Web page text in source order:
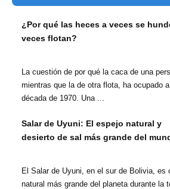
¿Por qué las heces a veces se
veces flotan?
La cuestión de por qué la caca de una
mientras que la de otra flota, ha ocupado
década de 1970. Una ...
Salar de Uyuni: El espejo natural y
desierto de sal más grande del
El Salar de Uyuni, en el sur de Bolivia, es
natural más grande del planeta durante la